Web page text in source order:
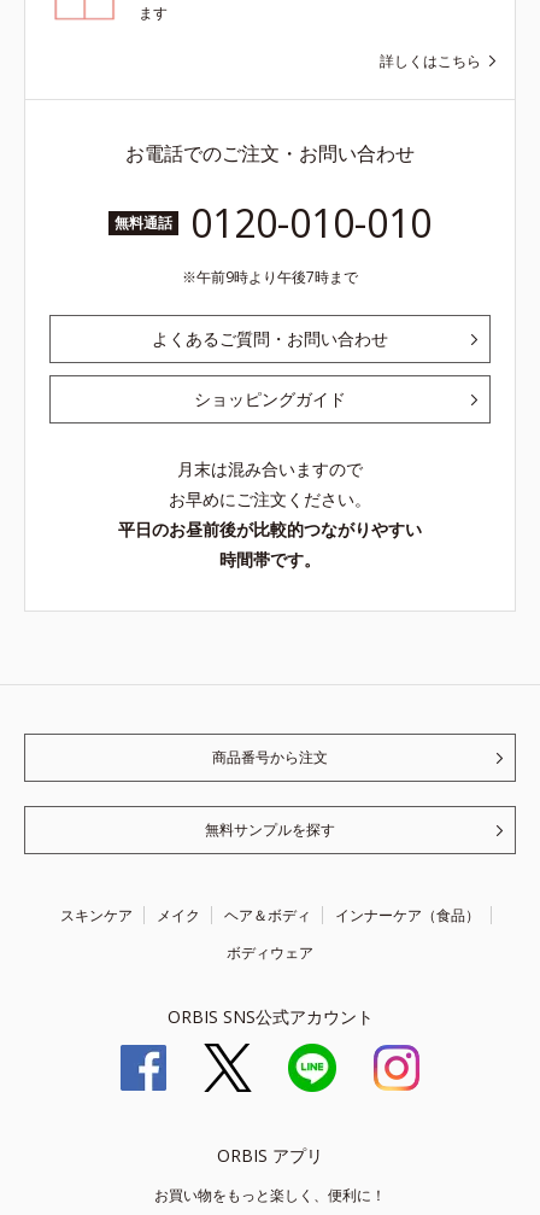
ます
詳しくはこちら
お電話でのご注文・お問い合わせ
無料通話 0120-010-010
午前9時より午後7時まで
よくあるご質問・お問い合わせ
ショッピングガイド
月末は混み合いますので
お早めにご注文ください。
平日のお昼前後が比較的つながりやすい
時間帯です。
商品番号から注文
無料サンプルを探す
スキンケア メイク ヘア＆ボディ
インナーケア（食品）
ボディウェア
ORBIS SNS公式アカウント
ORBIS アプリ
お買い物をもっと楽しく、便利に！